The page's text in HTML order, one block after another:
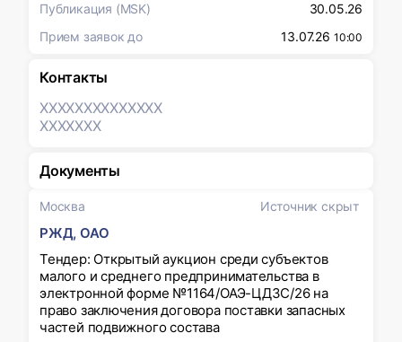
Москва Источник скрыт
РЖД, ОАО
Тендер: Открытый аукцион среди субъектов
малого и среднего предпринимательства в
электронной форме №1164/ОАЭ-ЦДЗС/26 на
право заключения договора поставки запасных
частей подвижного состава
Публикация (MSK)
30.05.26
Прием заявок до
13.07.26 10:00
Контакты
XXXXXXXXXXXXXX
XXXXXXX
Документы